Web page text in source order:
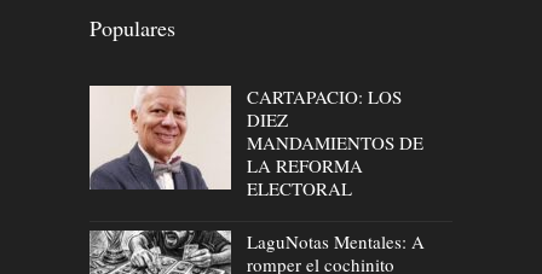
Populares
CARTAPACIO: LOS
DIEZ
MANDAMIENTOS DE
LA REFORMA
ELECTORAL
LaguNotas Mentales: A
romper el cochinito